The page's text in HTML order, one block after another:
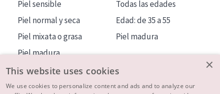
Piel sensible
Piel normal y seca
Piel mixata o grasa
Piel madura
Piel expuesta al sol
Piel menopáusica
Todas las edades
Edad: de 35 a 55
Piel madura
×
This website uses cookies
We use cookies to personalize content and ads and to analyze our